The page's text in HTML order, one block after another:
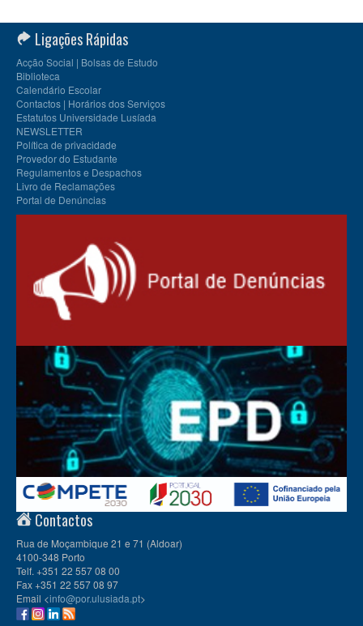
Ligações Rápidas
Acção Social | Bolsas de Estudo
Biblioteca
Calendário Escolar
Contactos | Horários dos Serviços
Estatutos Universidade Lusíada
NEWSLETTER
Política de privacidade
Provedor do Estudante
Regulamentos e Despachos
Livro de Reclamações
Portal de Denúncias
Contactos
Rua de Moçambique 21 e 71 (Aldoar)
4100-348 Porto
Telf. +351 22 557 08 00
Fax +351 22 557 08 97
Email <info@por.ulusiada.pt>